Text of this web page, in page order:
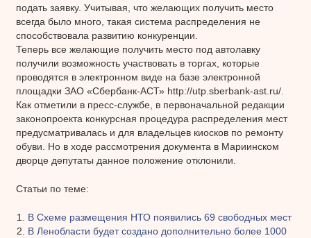
подать заявку. Учитывая, что желающих получить место
всегда было много, такая система распределения не
способствовала развитию конкуренции.
Теперь все желающие получить место под автолавку
получили возможность участвовать в торгах, которые
проводятся в электронном виде на базе электронной
площадки ЗАО «Сбербанк-АСТ» http://utp.sberbank-ast.ru/.
Как отметили в пресс-службе, в первоначальной редакции
законопроекта конкурсная процедура распределения мест
предусматривалась и для владельцев киосков по ремонту
обуви. Но в ходе рассмотрения документа в Мариинском
дворце депутаты данное положение отклонили.
Статьи по теме:
В Схеме размещения НТО появились 69 свободных мест
В Ленобласти будет создано дополнительно более 1000